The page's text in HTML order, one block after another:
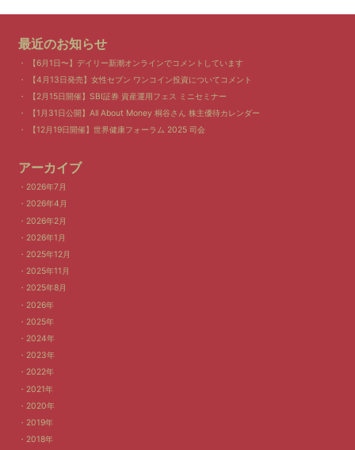
最近のお知らせ
【6月1日〜】デイリー新潮オンラインでコメントしています
【4月13日発売】女性セブン ワンコイン投資についてコメント
【2月15日開催】SBI証券 資産運用フェス ミニセミナー
【1月31日公開】All About Money 桐谷さん 株主優待カレンダー
【12月19日開催】世界健康フォーラム 2025 司会
アーカイブ
2026年7月
2026年4月
2026年2月
2026年1月
2025年12月
2025年11月
2025年8月
2026年
2025年
2024年
2023年
2022年
2021年
2020年
2019年
2018年